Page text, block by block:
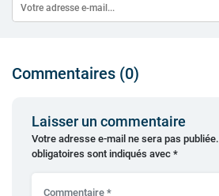
Commentaires (0)
Laisser un commentaire
Votre adresse e-mail ne sera pas publiée.
obligatoires sont indiqués avec *